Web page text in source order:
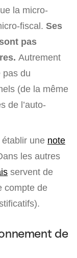
la micro-
fiscal. Ses
pas
Autrement
pas du
(de la même
de l’auto-
établir une note
les autres
servent de
compte de
de